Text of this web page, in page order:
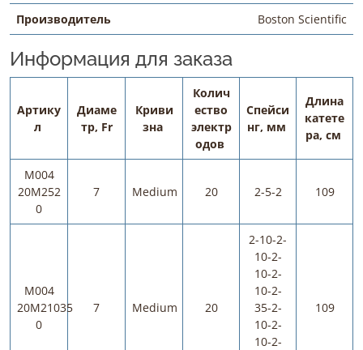
Производитель Boston Scientific
Информация для заказа
Артику
л
Диаме
тр, Fr
Криви
зна
Колич
ество
электр
одов
Спейси
нг, мм
Длина
катете
ра, см
M004
20M252
0
7 Medium 20 2-5-2 109
M004
20M21035
0
7 Medium 20
2-10-2-
10-2-
10-2-
10-2-
35-2-
10-2-
10-2-
109